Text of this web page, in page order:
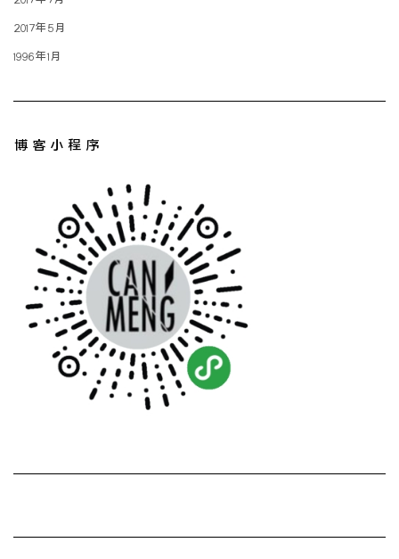
2017年5月
1996年1月
博客小程序